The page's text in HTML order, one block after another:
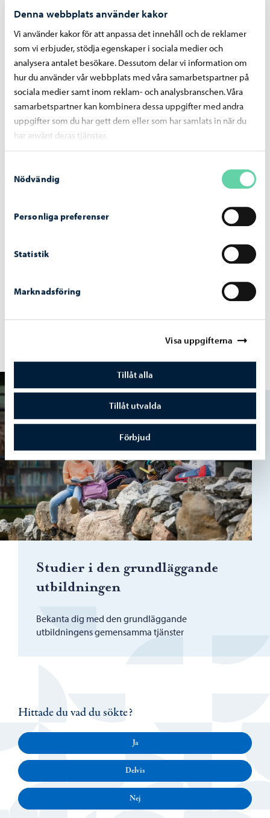
Denna webbplats använder kakor
Vi använder kakor för att anpassa det innehåll och de reklamer
som vi erbjuder, stödja egenskaper i sociala medier och
analysera antalet besökare. Dessutom delar vi information om
hur du använder vår webbplats med våra samarbetspartner på
sociala medier samt inom reklam- och analysbranschen. Våra
samarbetspartner kan kombinera dessa uppgifter med andra
uppgifter som du har gett dem eller som har samlats in när du
har använt deras tjänster.
Nödvändig
Personliga preferenser
Statistik
Marknadsföring
Visa uppgifterna
Tillåt alla
Tillåt utvalda
Förbjud
Aktiviteter efter skolan
Studier i den grundläggande
utbildningen
Bekanta dig med den grundläggande
utbildningens gemensamma tjänster
Hittade du vad du sökte?
Ja
Delvis
Nej